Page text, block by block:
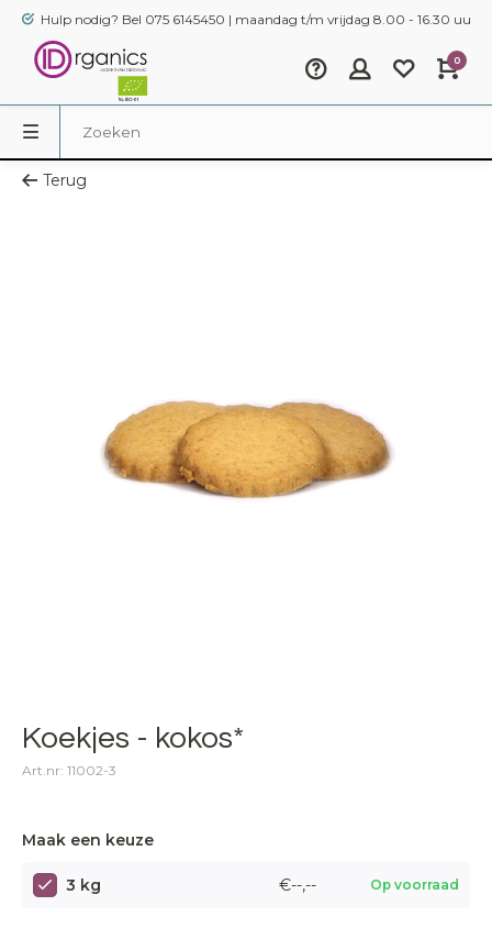
Hulp nodig? Bel 075 6145450 | maandag t/m vrijdag 8.00 - 16.30 uur
0
Terug
Koekjes - kokos*
Art.nr: 11002-3
Maak een keuze
3 kg €--,-- Op voorraad